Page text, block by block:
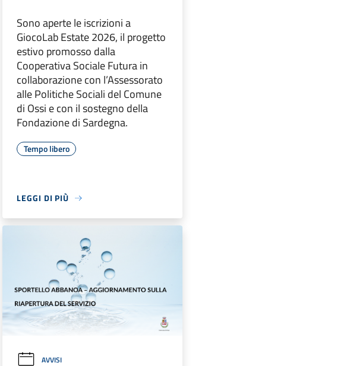
Sono aperte le iscrizioni a
GiocoLab Estate 2026, il progetto
estivo promosso dalla
Cooperativa Sociale Futura in
collaborazione con l’Assessorato
alle Politiche Sociali del Comune
di Ossi e con il sostegno della
Fondazione di Sardegna.
Tempo libero
LEGGI DI PIÙ
AVVISI